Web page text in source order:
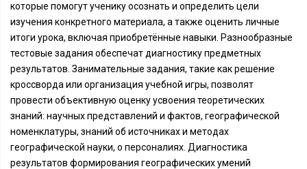
которые помогут ученику осознать и определить цели
изучения конкретного материала, а также оценить личные
итоги урока, включая приобретённые навыки. Разнообразные
тестовые задания обеспечат диагностику предметных
результатов. Занимательные задания, такие как решение
кроссворда или организация учебной игры, позволят
провести объективную оценку усвоения теоретических
знаний: научных представлений и фактов, географической
номенклатуры, знаний об источниках и методах
географической науки, о персоналиях. Диагностика
результатов формирования географических умений